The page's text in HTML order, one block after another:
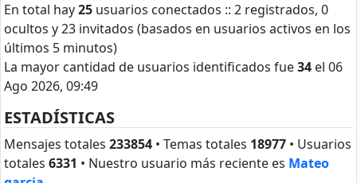
En total hay25 usuarios conectados :: 2 registrados, 0
ocultos y 23 invitados (basados en usuarios activos en los
últimos 5 minutos)
La mayor cantidad de usuarios identificados fue34 el 06
Ago 2026, 09:49
ESTADÍSTICAS
Mensajes totales 233854 • Temas totales 18977 • Usuarios
totales 6331 • Nuestro usuario más reciente es Mateo